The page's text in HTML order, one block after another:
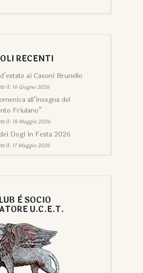
RECENTI
ai Casoni Brunello
il: 16 Giugno 2026
all’insegna del
Friulano”
il: 18 Maggio 2026
Dogi in Festa 2026
il: 17 Maggio 2026
È SOCIO
U.C.E.T.